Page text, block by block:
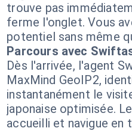
trouve pas
ferme l'onglet. Vous
potentiel sans même
Parcours avec
Dès l'arrivée, l'agent
MaxMind GeoIP2,
instantanément le
japonaise optimisée.
accueilli et navigue en